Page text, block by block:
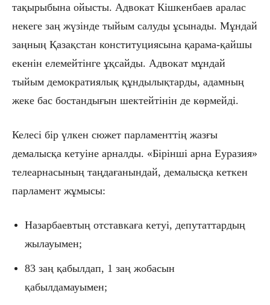
тақырыбына ойысты. Адвокат Кішкенбаев аралас
некеге заң жүзінде тыйым салуды ұсынады. Мұндай
заңның Қазақстан конституциясына қарама-қайшы
екенін елемейтінге ұқсайды. Адвокат мұндай
тыйым демократиялық құндылықтарды, адамның
жеке бас бостандығын шектейтінін де көрмейді.
Келесі бір үлкен сюжет парламенттің жазғы
демалысқа кетуіне арналды. «Бірінші арна Еуразия»
телеарнасының таңдағанындай, демалысқа кеткен
парламент жұмысы:
Назарбаевтың отставкаға кетуі, депутаттардың
жылауымен;
83 заң қабылдап, 1 заң жобасын
қабылдамауымен;